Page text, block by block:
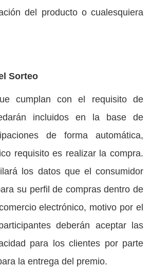
del producto o cualesquiera
Sorteo
cumplan con el requisito de
incluidos en la base de
de forma automática,
requisito es realizar la compra.
los datos que el consumidor
su perfil de compras dentro de
electrónico, motivo por el
deberán aceptar las
para los clientes por parte
la entrega del premio.